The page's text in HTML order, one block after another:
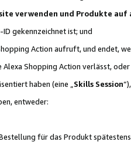
verwenden und Produkte auf
gekennzeichnet ist; und
Action aufruft, und endet,
Shopping Action verlässt, oder
haben (eine „ Skills Session“),
entweder:
für das Produkt